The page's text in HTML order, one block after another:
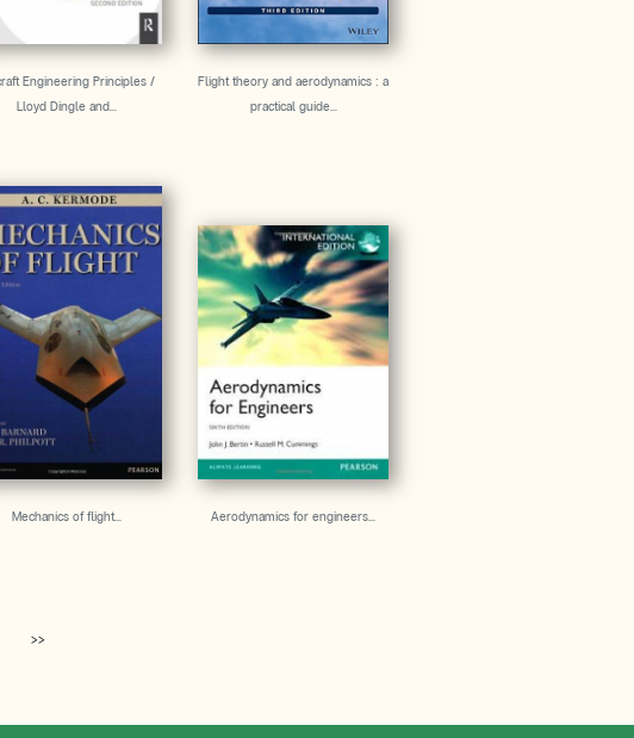
Engineering Principles /
Lloyd Dingle and...
Flight theory and aerodynamics : a
practical guide...
Mechanics of flight... Aerodynamics for engineers...
>>